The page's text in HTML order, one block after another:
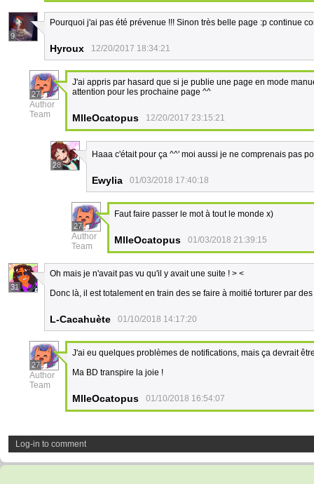
9
Pourquoi j'ai pas été prévenue !!! Sinon très belle page :p continue
Hyroux 12/20/2017 18:34:21
27
Author
Team
J'ai appris par hasard que si je publie une page en mode
attention pour les prochaine page ^^
MlleOcatopus 12/20/2017 23:15:21
28
Haaa c'était pour ça ^^' moi aussi je ne comprenais pas
Ewylia 01/03/2018 17:40:18
27
Author
Team
Faut faire passer le mot à tout le monde x)
MlleOcatopus 01/03/2018 21:39:15
31
Oh mais je n'avait pas vu qu'il y avait une suite ! > <
Donc là, il est totalement en train des se faire à moitié torturer par
L-Cacahuète 01/10/2018 14:17:20
27
Author
Team
J'ai eu quelques problèmes de notifications, mais ça devrait
Ma BD transpire la joie !
MlleOcatopus 01/10/2018 16:54:07
Log-in to comment